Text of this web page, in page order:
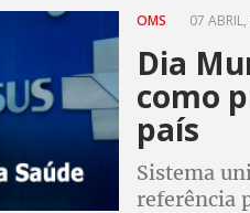
OMS 07
Dia
como
país
Sistema
referência